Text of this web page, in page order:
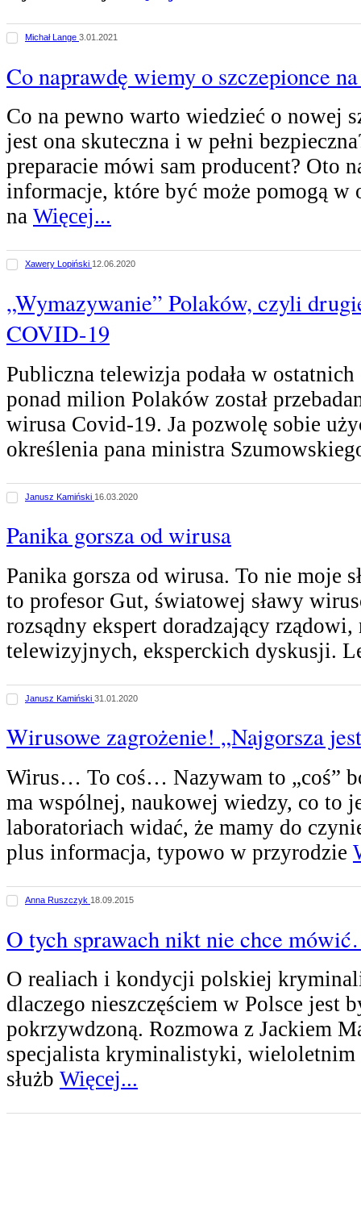
Michał Lange 3.01.2021
Co naprawdę wiemy o szczepionce
Co na pewno warto wiedzieć o nowej
jest ona skuteczna i w pełni
preparacie mówi sam producent? Oto
informacje, które być może pomogą w
na Więcej...
Xawery Lopiński 12.06.2020
„Wymazywanie” Polaków, czyli
COVID-19
Publiczna telewizja podała w
ponad milion Polaków został
wirusa Covid-19. Ja pozwolę sobie
określenia pana ministra
Janusz Kamiński 16.03.2020
Panika gorsza od wirusa
Panika gorsza od wirusa. To nie moje
to profesor Gut, światowej sławy
rozsądny ekspert doradzający rządowi,
telewizyjnych, eksperckich dyskusji.
Janusz Kamiński 31.01.2020
Wirusowe zagrożenie! „Najgorsza
Wirus… To coś… Nazywam to „coś”
ma wspólnej, naukowej wiedzy, co to
laboratoriach widać, że mamy do
plus informacja, typowo w przyrodzie
Anna Ruszczyk 18.09.2015
O tych sprawach nikt nie chce
O realiach i kondycji polskiej
dlaczego nieszczęściem w Polsce jest
pokrzywdzoną. Rozmowa z Jackiem
specjalista kryminalistyki, wieloletnim
służb Więcej...